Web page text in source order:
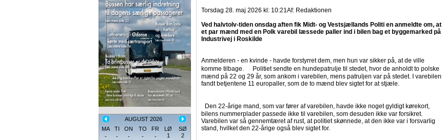
AUGUST 2026
MA
TI ON TO FR LØ
SØ
-
- - - - 1
2
Torsdag 28. maj 2026 kl: 10:21Af: Redaktionen
Ved halvtolv-tiden onsdag aften fik Midt- og Vestsjællands Politi en anmeldte om, at
et par mænd med en Polk varebil læssede paller ind i bilen bag et byggemarked på
Industrivej i Roskilde
Anmelderen - en kvinde - havde forstyrret dem, men hun var sikker på, at de ville
komme tilbage. Politiet sendte en hundepatrulje til stedet, hvor de anholdt to polske
mænd på 22 og 29 år, som ankom i varebilen, mens patruljen var på stedet. I varebilen
fandt betjentene 11 europaller, som de to mænd blev sigtet for at stjæle.
Den 22-årige mand, som var fører af varebilen, havde ikke noget gyldigt kørekort,
bilens nummerplader passede ikke til varebilen, som desuden ikke var forsikret.
Varebilen var så gennemtæret af rust, at politiet skønnede, at den ikke var i forsvarlig
stand, hvilket den 22-årige også blev sigtet for.